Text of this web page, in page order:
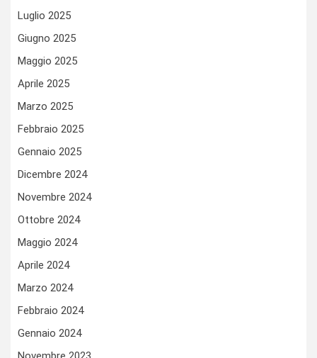
Luglio 2025
Giugno 2025
Maggio 2025
Aprile 2025
Marzo 2025
Febbraio 2025
Gennaio 2025
Dicembre 2024
Novembre 2024
Ottobre 2024
Maggio 2024
Aprile 2024
Marzo 2024
Febbraio 2024
Gennaio 2024